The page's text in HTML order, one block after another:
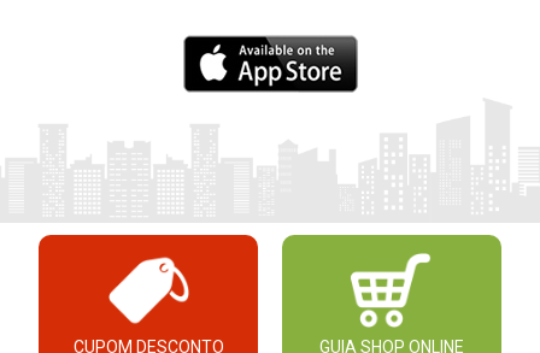
CUPOM DESCONTO GUIA SHOP ONLINE